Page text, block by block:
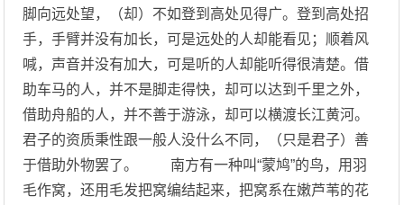
脚向远处望，（却）不如登到高处见得广。登到高处招
手，手臂并没有加长，可是远处的人却能看见；顺着风
喊，声音并没有加大，可是听的人却能听得很清楚。借
助车马的人，并不是脚走得快，却可以达到千里之外，
借助舟船的人，并不善于游泳，却可以横渡长江黄河。
君子的资质秉性跟一般人没什么不同，（只是君子）善
于借助外物罢了。 南方有一种叫“蒙鸠”的鸟，用羽
毛作窝，还用毛发把窝编结起来，把窝系在嫩芦苇的花